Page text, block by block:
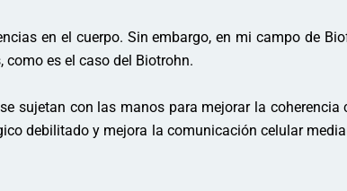
en el cuerpo. Sin embargo, en mi campo de
es el caso del Biotrohn.
sujetan con las manos para mejorar la
debilitado y mejora la comunicación celular